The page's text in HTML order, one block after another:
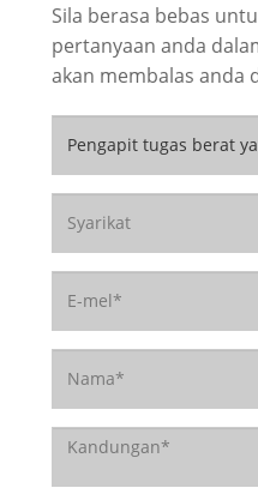
Sila berasa bebas
pertanyaan anda
akan membalas anda